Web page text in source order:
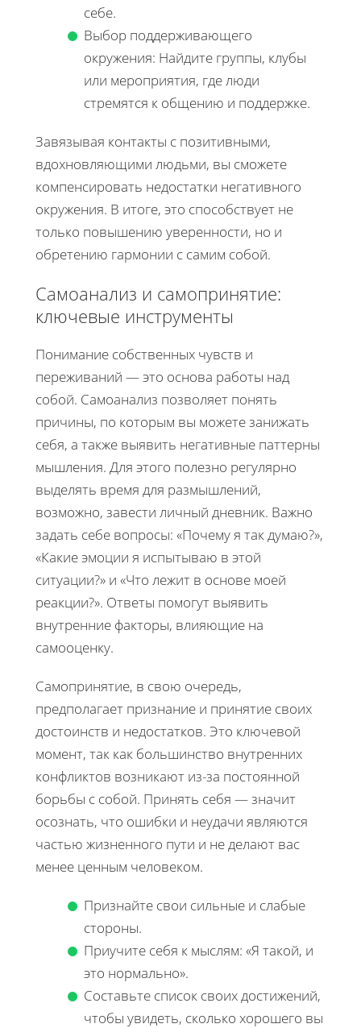
себе.
Выбор поддерживающего
окружения: Найдите группы, клубы
или мероприятия, где люди
стремятся к общению и поддержке.
Завязывая контакты с позитивными,
вдохновляющими людьми, вы сможете
компенсировать недостатки негативного
окружения. В итоге, это способствует не
только повышению уверенности, но и
обретению гармонии с самим собой.
Самоанализ и самопринятие:
ключевые инструменты
Понимание собственных чувств и
переживаний — это основа работы над
собой. Самоанализ позволяет понять
причины, по которым вы можете занижать
себя, а также выявить негативные паттерны
мышления. Для этого полезно регулярно
выделять время для размышлений,
возможно, завести личный дневник. Важно
задать себе вопросы: «Почему я так думаю?»,
«Какие эмоции я испытываю в этой
ситуации?» и «Что лежит в основе моей
реакции?». Ответы помогут выявить
внутренние факторы, влияющие на
самооценку.
Самопринятие, в свою очередь,
предполагает признание и принятие своих
достоинств и недостатков. Это ключевой
момент, так как большинство внутренних
конфликтов возникают из-за постоянной
борьбы с собой. Принять себя — значит
осознать, что ошибки и неудачи являются
частью жизненного пути и не делают вас
менее ценным человеком.
Признайте свои сильные и слабые
стороны.
Приучите себя к мыслям: «Я такой, и
это нормально».
Составьте список своих достижений,
чтобы увидеть, сколько хорошего вы